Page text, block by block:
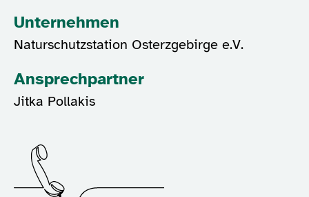
Unternehmen
Naturschutzstation Osterzgebirge e.V.
Ansprechpartner
Jitka Pollakis